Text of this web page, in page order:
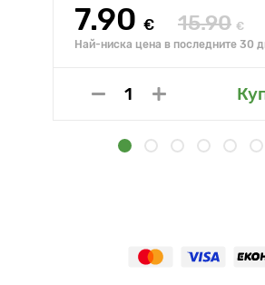
7.90 € 15.90 €
Най-ниска цена в последните 30